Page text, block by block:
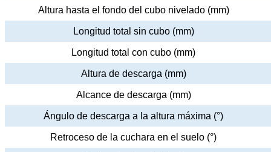
Altura hasta el fondo del cubo nivelado (mm)
Longitud total sin cubo (mm)
Longitud total con cubo (mm)
Altura de descarga (mm)
Alcance de descarga (mm)
Ángulo de descarga a la altura máxima (°)
Retroceso de la cuchara en el suelo (°)